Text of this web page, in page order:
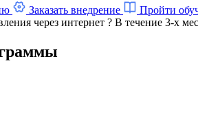
Заказать внедрение
Пройти
через интернет ? В течение 3-х